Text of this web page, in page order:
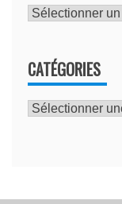
Archives
CATÉGORIES
Catégories